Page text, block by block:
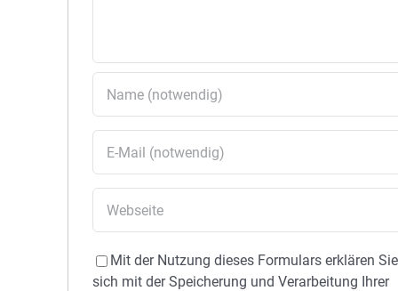
Mit der Nutzung dieses Formulars erklären Sie
sich mit der Speicherung und Verarbeitung Ihrer